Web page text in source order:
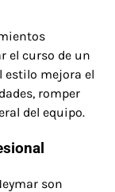
el curso de un
estilo mejora el
romper
del equipo.
son